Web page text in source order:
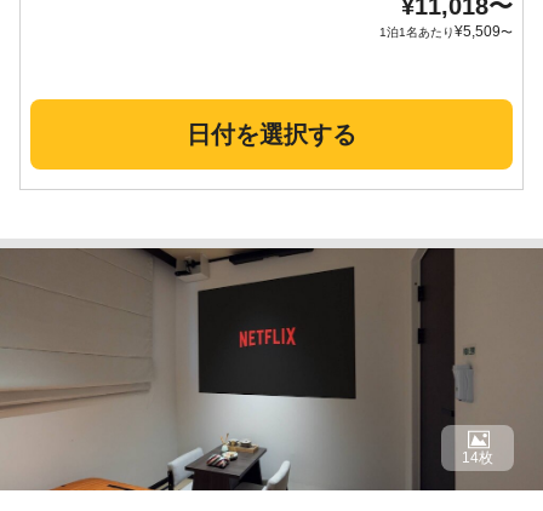
¥11,018〜
1泊1名あたり¥5,509〜
日付を選択する
14枚